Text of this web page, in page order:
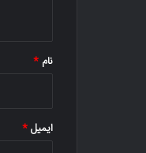
نام *
ایمیل*